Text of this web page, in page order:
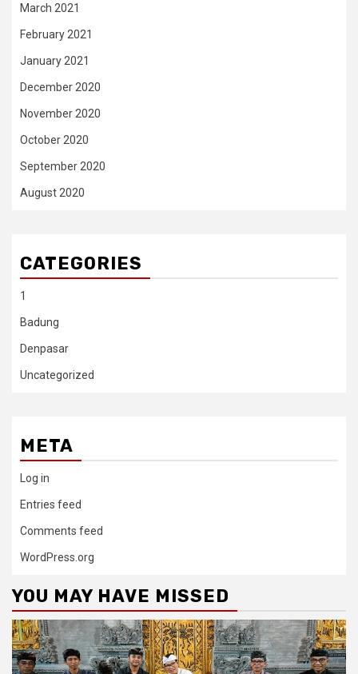
March 2021
February 2021
January 2021
December 2020
November 2020
October 2020
September 2020
August 2020
CATEGORIES
1
Badung
Denpasar
Uncategorized
META
Log in
Entries feed
Comments feed
WordPress.org
YOU MAY HAVE MISSED